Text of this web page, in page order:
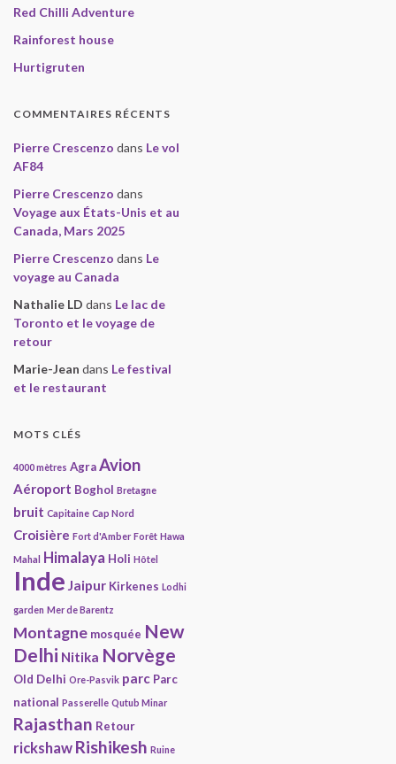
Red Chilli Adventure
Rainforest house
Hurtigruten
COMMENTAIRES RÉCENTS
Pierre Crescenzo dans Le vol
AF84
Pierre Crescenzo dans
Voyage aux États-Unis et au
Canada, Mars 2025
Pierre Crescenzo dans Le
voyage au Canada
Nathalie LD dans Le lac de
Toronto et le voyage de
retour
Marie-Jean dans Le festival
et le restaurant
MOTS CLÉS
4000 mètres AgraAvion
Aéroport Boghol Bretagne
bruit Capitaine Cap Nord
Croisière Fort d'Amber Forêt Hawa
Mahal
Himalaya Holi Hôtel
Inde Jaipur Kirkenes Lodhi
garden Mer de Barentz
Montagne mosquée New
Delhi Nitika Norvège
Old Delhi Ore-Pasvik parc Parc
national Passerelle Qutub Minar
Rajasthan Retour
rickshaw Rishikesh Ruine